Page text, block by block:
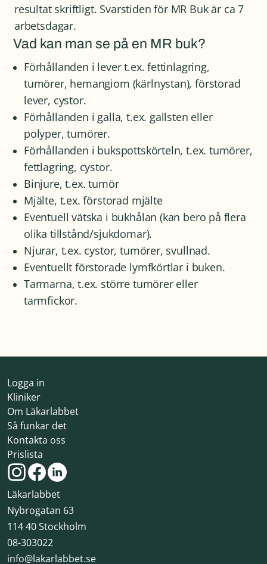
resultat skriftligt. Svarstiden för MR Buk är ca 7
arbetsdagar.
Vad kan man se på en MR buk?
Förhållanden i lever t.ex. fettinlagring,
tumörer, hemangiom (kärlnystan), förstorad
lever, cystor.
Förhållanden i galla, t.ex. gallsten eller
polyper, tumörer.
Förhållanden i bukspottskörteln, t.ex. tumörer,
fettlagring, cystor.
Binjure, t.ex. tumör
Mjälte, t.ex. förstorad mjälte
Eventuell vätska i bukhålan (kan bero på flera
olika tillstånd/sjukdomar).
Njurar, t.ex. cystor, tumörer, svullnad.
Eventuellt förstorade lymfkörtlar i buken.
Tarmarna, t.ex. större tumörer eller
tarmfickor.
Logga in
Kliniker
Om Läkarlabbet
Så funkar det
Kontakta oss
Prislista
Läkarlabbet
Nybrogatan 63
114 40 Stockholm
08-303022
info@lakarlabbet.se